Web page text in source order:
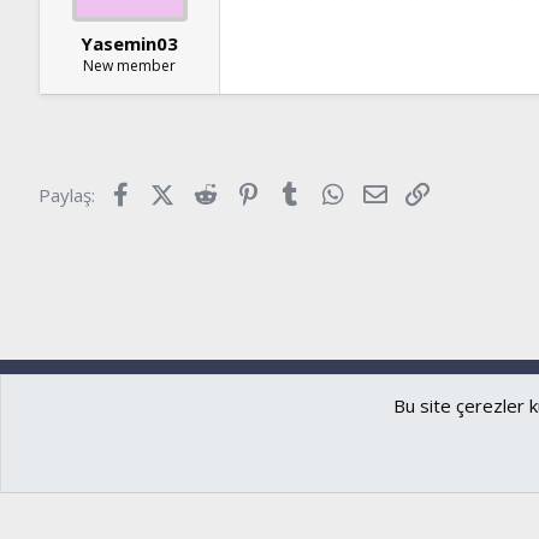
Yasemin03
New member
Paylaş: FacebookX (Twitter)
Reddit PinterestTumblrWhatsApp
E-posta
Bu site çerezler